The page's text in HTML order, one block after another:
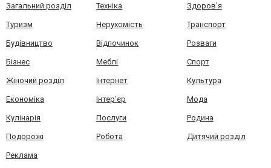
Загальний розділ Техніка Здоров'я
Туризм Нерухомість Транспорт
Будівництво Відпочинок Розваги
Бізнес Меблі Спорт
Жіночий розділ Інтернет Культура
Економіка Інтер'єр Мода
Кулінарія Послуги Родина
Подорожі Робота Дитячий розділ
Реклама